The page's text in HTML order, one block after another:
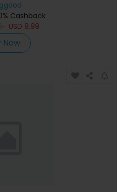
Cashback
USD 8.99
Now